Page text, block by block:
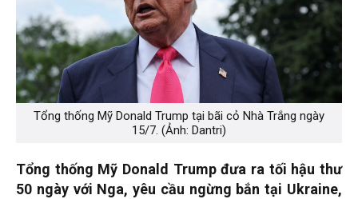
Tổng thống Mỹ Donald Trump tại bãi cỏ Nhà Trắng ngày
15/7. (Ảnh: Dantri)
Tổng thống Mỹ Donald Trump đưa ra tối hậu thư
50 ngày với Nga, yêu cầu ngừng bắn tại Ukraine,